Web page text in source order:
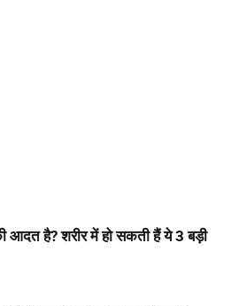
आदत है? शरीर में हो सकती हैं ये 3 बड़ी